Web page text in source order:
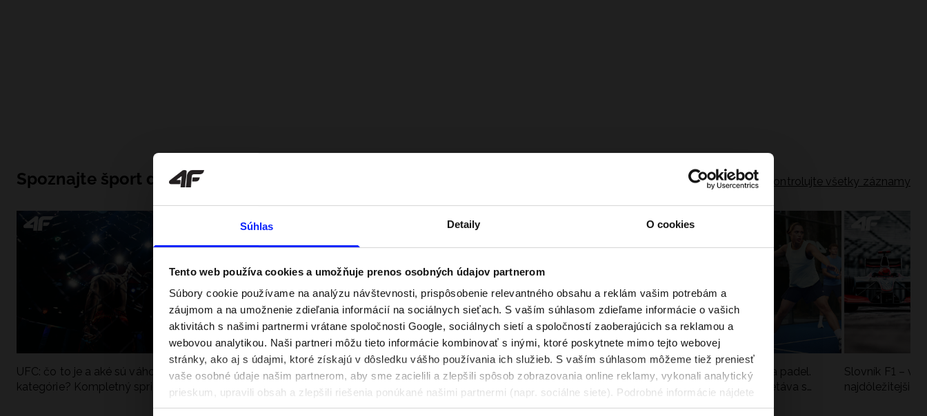
Súhlas Detaily O cookies
Tento web používa cookies a umožňuje prenos osobných údajov partnerom
Súbory cookie používame na analýzu návštevnosti, prispôsobenie relevantného obsahu a reklám vašim potrebám a
záujmom a na umožnenie zdieľania informácií na sociálnych sieťach. S vaším súhlasom zdieľame informácie o vašich
aktivitách s našimi partnermi vrátane spoločnosti Google, sociálnych sietí a spoločností zaoberajúcich sa reklamou a
webovou analytikou. Naši partneri môžu tieto informácie kombinovať s inými, ktoré poskytnete mimo tejto webovej
stránky, ako aj s údajmi, ktoré získajú v dôsledku vášho používania ich služieb. S vaším súhlasom môžeme tiež preniesť
vaše osobné údaje našim partnerom, aby sme zacielili a zlepšili spôsob zobrazovania online reklamy, vykonali analytický
prieskum, upravili obsah a zlepšili riešenia ponúkané našimi partnermi (napr. sociálne siete). Podrobné informácie nájdete
v našich Zásadách ochrany osobných údajov a v časti „Podrobnosti“.
Spoznajte šport do hĺbky Skontrolujte všetky záznamy
UFC: čo to je a aké sú váhové
kategórie? Kompletný sprievodca
Ako sa dobre pripraviť na aktívny deň
pri vode? Poradíme, čo si zbaliť
Festivalové outfity. Ako sa obliecť na
hudobné festivaly?
Nová kolekcia 4F na tenis a padel.
Športová funkčnosť sa stretáva s
Slovník F1 –
najdôležitejšie